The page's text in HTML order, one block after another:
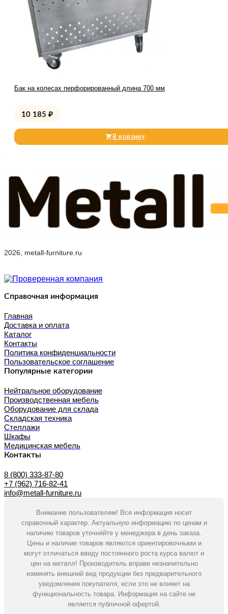
Бак на колесах перфорированный длина 700 мм
10 185 ₽
В корзину
2026, metall-furniture.ru
Справочная информация
Главная
Доставка и оплата
Каталог
Контакты
Политика конфиденциальности
Пользовательское соглашение
Популярные категории
Нейтральное оборудование
Производственная мебель
Оборудование для склада
Складская техника
Стеллажи
Шкафы
Медицинская мебель
Контакты
8 (800) 333-87-80
+7 (962) 716-82-41
info@metall-furniture.ru
Внимание пользователям! Вся информация носит
справочный характер. Актуальную информацию по ценам и
наличию товаров уточняйте у менеджера в день заказа.
Цены и наличие товаров являются ориентировочными и
могут отличаться ввиду постоянного роста курса валют и
цен на металл! Производитель вправе незначительно
изменять внешний вид продукции без предварительного
уведомления покупателя, если это не влияет на
функциональность товара. Информация на сайте не
является публичной офертой.